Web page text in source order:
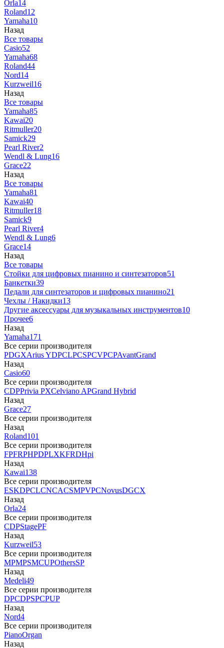
Orla14
Roland12
Yamaha10
Назад
Все товары
Casio52
Yamaha68
Roland44
Nord14
Kurzweil16
Назад
Все товары
Yamaha85
Kawai20
Ritmuller20
Samick29
Pearl River2
Wendl & Lung16
Grace22
Назад
Все товары
Yamaha81
Kawai40
Ritmuller18
Samick9
Pearl River4
Wendl & Lung6
Grace14
Назад
Все товары
Стойки для цифровых пианино и синтезаторов51
Банкетки39
Педали для синтезаторов и цифровых пианино21
Чехлы / Накидки13
Другие аксессуары для музыкальных инструментов10
Прочее6
Назад
Yamaha171
Все серии производителя
PDGXArius YDPCLPCSPCVPCPAvantGrand
Назад
Casio60
Все серии производителя
CDPPrivia PXCelviano APGrand Hybrid
Назад
Grace27
Все серии производителя
Назад
Roland101
Все серии производителя
FPFRPHPDPLXKFRDHpi
Назад
Kawai138
Все серии производителя
ESKDPCLCNCACSMPVPCNovusDGCX
Назад
Orla24
Все серии производителя
CDPStagePF
Назад
Kurzweil53
Все серии производителя
MPMPSMCUPOthersSP
Назад
Medeli49
Все серии производителя
DPCDPSPCPUP
Назад
Nord4
Все серии производителя
PianoOrgan
Назад